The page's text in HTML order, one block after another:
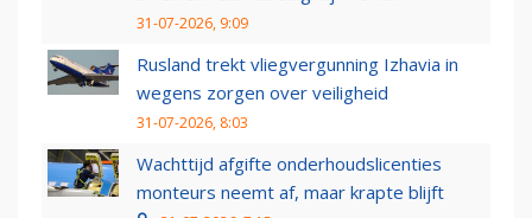
31-07-2026, 9:09
Rusland trekt vliegvergunning Izhavia in
wegens zorgen over veiligheid
31-07-2026, 8:03
Wachttijd afgifte onderhoudslicenties
monteurs neemt af, maar krapte blijft